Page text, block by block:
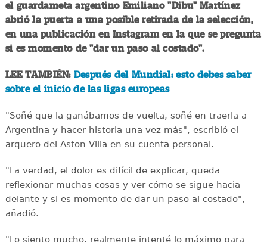
el guardameta argentino Emiliano "Dibu" Martínez
abrió la puerta a una posible retirada de la selección,
en una publicación en Instagram en la que se pregunta
si es momento de "dar un paso al costado".
LEE TAMBIÉN: Después del Mundial: esto debes saber
sobre el inicio de las ligas europeas
"Soñé que la ganábamos de vuelta, soñé en traerla a
Argentina y hacer historia una vez más", escribió el
arquero del Aston Villa en su cuenta personal.
"La verdad, el dolor es difícil de explicar, queda
reflexionar muchas cosas y ver cómo se sigue hacia
delante y si es momento de dar un paso al costado",
añadió.
"Lo siento mucho, realmente intenté lo máximo para